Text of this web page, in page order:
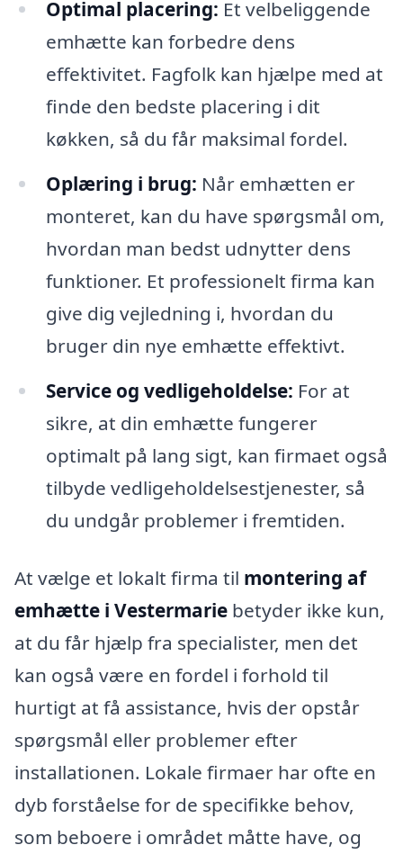
Optimal placering: Et velbeliggende
emhætte kan forbedre dens
effektivitet. Fagfolk kan hjælpe med at
finde den bedste placering i dit
køkken, så du får maksimal fordel.
Oplæring i brug: Når emhætten er
monteret, kan du have spørgsmål om,
hvordan man bedst udnytter dens
funktioner. Et professionelt firma kan
give dig vejledning i, hvordan du
bruger din nye emhætte effektivt.
Service og vedligeholdelse: For at
sikre, at din emhætte fungerer
optimalt på lang sigt, kan firmaet også
tilbyde vedligeholdelsestjenester, så
du undgår problemer i fremtiden.
At vælge et lokalt firma til montering af
emhætte i Vestermarie betyder ikke kun,
at du får hjælp fra specialister, men det
kan også være en fordel i forhold til
hurtigt at få assistance, hvis der opstår
spørgsmål eller problemer efter
installationen. Lokale firmaer har ofte en
dyb forståelse for de specifikke behov,
som beboere i området måtte have, og